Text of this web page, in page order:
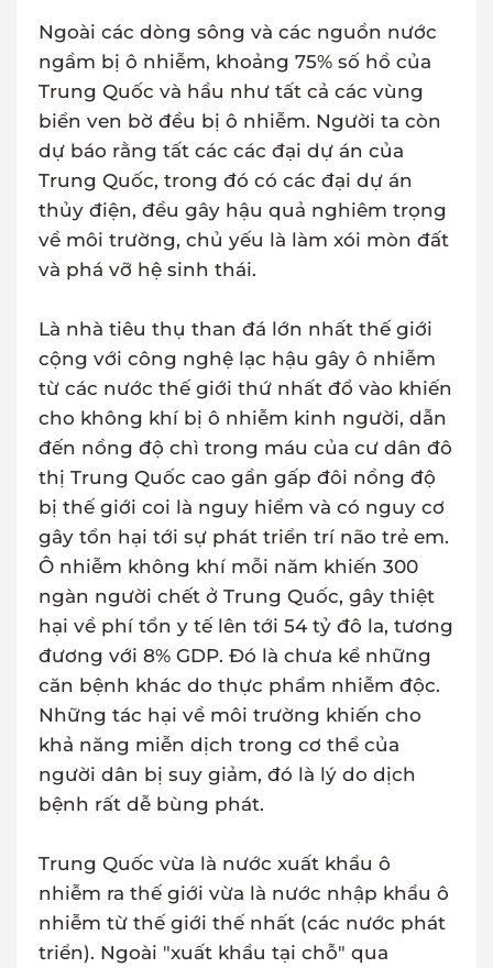
Ngoài các dòng sông và các nguồn nước
ngầm bị ô nhiễm, khoảng 75% số hồ của
Trung Quốc và hầu như tất cả các vùng
biển ven bờ đều bị ô nhiễm. Người ta còn
dự báo rằng tất các các đại dự án của
Trung Quốc, trong đó có các đại dự án
thủy điện, đều gây hậu quả nghiêm trọng
về môi trường, chủ yếu là làm xói mòn đất
và phá vỡ hệ sinh thái.
Là nhà tiêu thụ than đá lớn nhất thế giới
cộng với công nghệ lạc hậu gây ô nhiễm
từ các nước thế giới thứ nhất đổ vào khiến
cho không khí bị ô nhiễm kinh người, dẫn
đến nồng độ chì trong máu của cư dân đô
thị Trung Quốc cao gần gấp đôi nồng độ
bị thế giới coi là nguy hiểm và có nguy cơ
gây tổn hại tới sự phát triển trí não trẻ em.
Ô nhiễm không khí mỗi năm khiến 300
ngàn người chết ở Trung Quốc, gây thiệt
hại về phí tổn y tế lên tới 54 tỷ đô la, tương
đương với 8% GDP. Đó là chưa kể những
căn bệnh khác do thực phẩm nhiễm độc.
Những tác hại về môi trường khiến cho
khả năng miễn dịch trong cơ thể của
người dân bị suy giảm, đó là lý do dịch
bệnh rất dễ bùng phát.
Trung Quốc vừa là nước xuất khẩu ô
nhiễm ra thế giới vừa là nước nhập khẩu ô
nhiễm từ thế giới thế nhất (các nước phát
triển). Ngoài "xuất khẩu tại chỗ" qua